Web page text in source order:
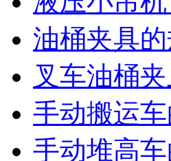
油桶夹具
叉车油桶
手动搬运
手动堆高